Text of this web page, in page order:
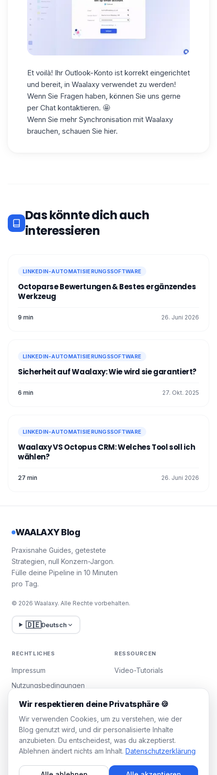
Et voilà! Ihr Outlook-Konto ist korrekt eingerichtet
und bereit, in Waalaxy verwendet zu werden!
Wenn Sie Fragen haben, können Sie uns gerne
per Chat kontaktieren. 🤩
Wenn Sie mehr Synchronisation mit Waalaxy
brauchen, schauen Sie hier.
Das könnte dich auch
interessieren
LINKEDIN-AUTOMATISIERUNGSSOFTWARE
Octoparse Bewertungen & Bestes ergänzendes
Werkzeug
9 min 26. Juni 2026
LINKEDIN-AUTOMATISIERUNGSSOFTWARE
Sicherheit auf Waalaxy: Wie wird sie garantiert?
6 min 27. Okt. 2025
LINKEDIN-AUTOMATISIERUNGSSOFTWARE
Waalaxy VS Octopus CRM: Welches Tool soll ich
wählen?
27 min 26. Juni 2026
WAALAXY Blog
Praxisnahe Guides, getestete
Strategien, null Konzern-Jargon.
Fülle deine Pipeline in 10 Minuten
pro Tag.
© 2026 Waalaxy. Alle Rechte vorbehalten.
🇩🇪Deutsch
RECHTLICHES
Impressum
Nutzungsbedingungen
Datenschutzrichtlinie
Cookies verwalten
RESSOURCEN
Video-Tutorials
WAALAXY
Wir respektieren deine Privatsphäre 🍪
Wir verwenden Cookies, um zu verstehen, wie der
Blog genutzt wird, und dir personalisierte Inhalte
anzubieten. Du entscheidest, was du akzeptierst.
Ablehnen ändert nichts am Inhalt. Datenschutzerklärung